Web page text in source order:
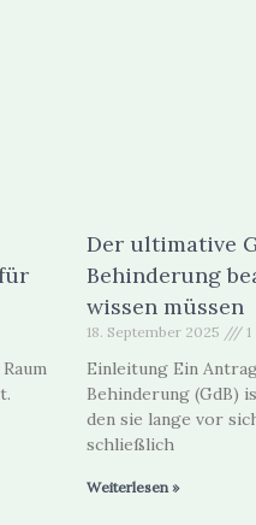
Der ultimative
Behinderung
wissen müssen
18. September 2025
Einleitung Ein
Behinderung (GdB)
den sie lange vor
schließlich
Weiterlesen »